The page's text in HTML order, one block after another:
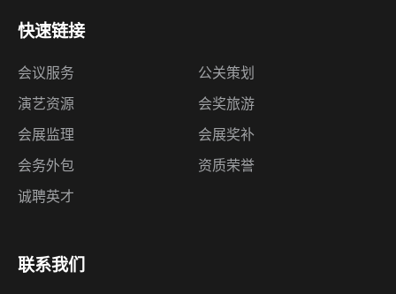
快速链接
会议服务
公关策划
演艺资源
会奖旅游
会展监理
会展奖补
会务外包
资质荣誉
诚聘英才
联系我们